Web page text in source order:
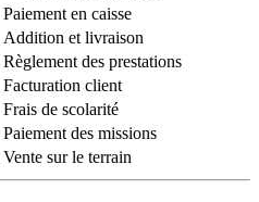
Paiement en caisse
Addition et livraison
Règlement des prestations
Facturation client
Frais de scolarité
Paiement des missions
Vente sur le terrain